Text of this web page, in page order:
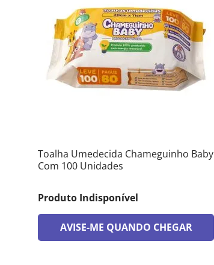
Toalha Umedecida Chameguinho Baby
Com 100 Unidades
Produto Indisponível
AVISE-ME QUANDO CHEGAR